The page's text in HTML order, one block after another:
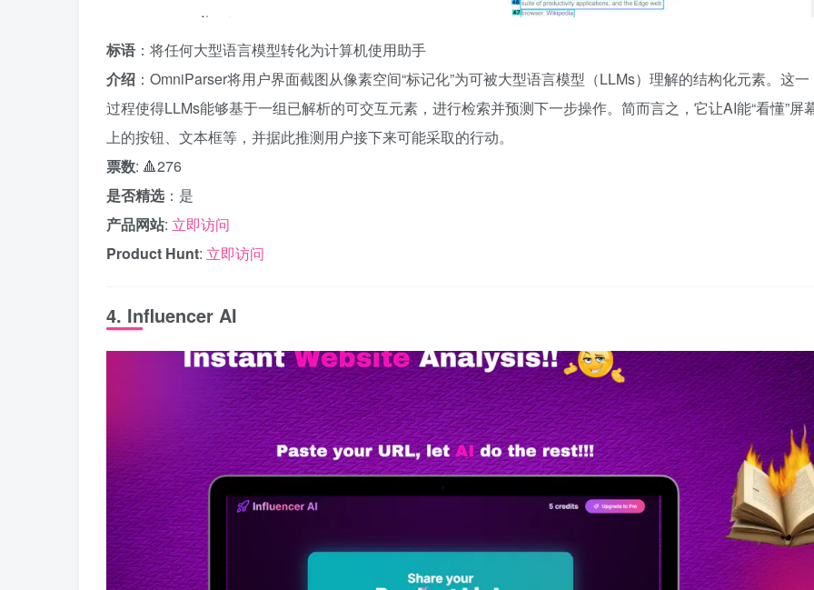
标语 ：将任何大型语言模型转化为计算机使用助手
介绍 ：OmniParser将用户界面截图从像素空间“标记化”为可被大型语言模型（LLMs）理解的结构化元素。这一
过程使得LLMs能够基于一组已解析的可交互元素，进行检索并预测下一步操作。简而言之，它让AI能“看懂”屏
上的按钮、文本框等，并据此推测用户接下来可能采取的行动。
票数: 🔺276
是否精选：是
产品网站: 立即访问
Product Hunt: 立即访问
4. Influencer AI